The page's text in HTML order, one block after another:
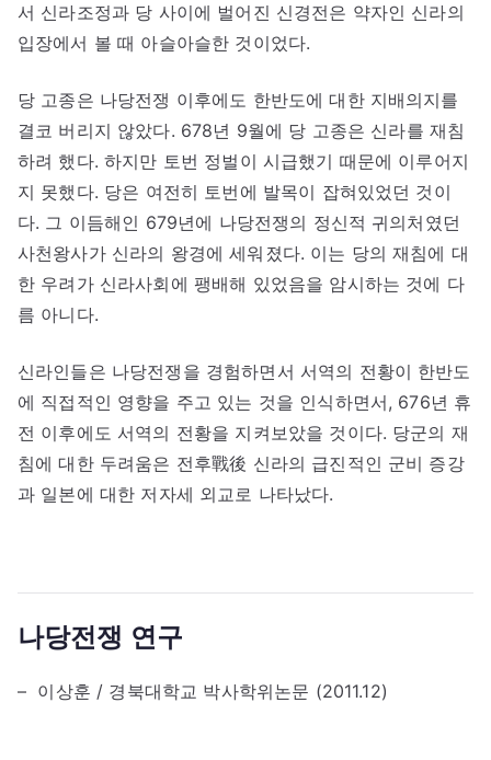
서 신라조정과 당 사이에 벌어진 신경전은 약자인 신라의
입장에서 볼 때 아슬아슬한 것이었다.
당 고종은 나당전쟁 이후에도 한반도에 대한 지배의지를
결코 버리지 않았다. 678년 9월에 당 고종은 신라를 재침
하려 했다. 하지만 토번 정벌이 시급했기 때문에 이루어지
지 못했다. 당은 여전히 토번에 발목이 잡혀있었던 것이
다. 그 이듬해인 679년에 나당전쟁의 정신적 귀의처였던
사천왕사가 신라의 왕경에 세워졌다. 이는 당의 재침에 대
한 우려가 신라사회에 팽배해 있었음을 암시하는 것에 다
름 아니다.
신라인들은 나당전쟁을 경험하면서 서역의 전황이 한반도
에 직접적인 영향을 주고 있는 것을 인식하면서, 676년 휴
전 이후에도 서역의 전황을 지켜보았을 것이다. 당군의 재
침에 대한 두려움은 전후戰後 신라의 급진적인 군비 증강
과 일본에 대한 저자세 외교로 나타났다.
나당전쟁 연구
– 이상훈 / 경북대학교 박사학위논문 (2011.12)